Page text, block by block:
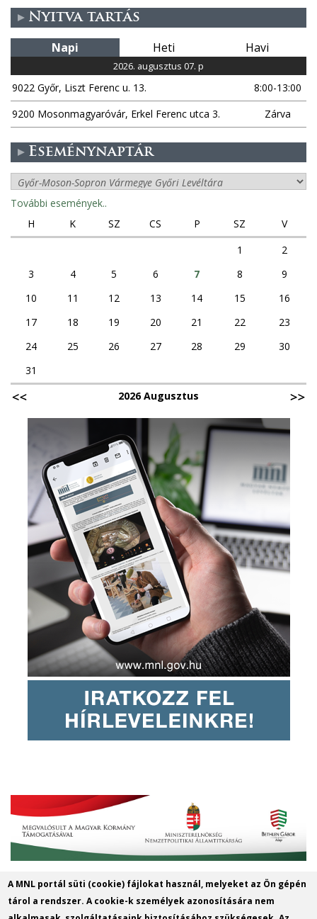
Nyitva tartás
Napi Heti Havi
2026. augusztus 07. p
9022 Győr, Liszt Ferenc u. 13.
8:00-13:00
9200 Mosonmagyaróvár, Erkel Ferenc utca 3.
Zárva
Eseménynaptár
További események..
H
K SZ CS P SZ
V
1
2
3
4 5 6 7 8
9
10
11 12 13 14 15
16
17
18 19 20 21 22
23
24
25 26 27 28 29
30
31
2026 Augusztus
Magyar Nemzeti Levéltár Győr-Moson-
A MNL portál süti (cookie) fájlokat használ, melyeket az Ön gépén
tárol a rendszer. A cookie-k személyek azonosítására nem